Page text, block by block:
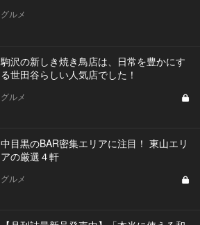
グルメ
駒沢の新しき焼き鳥店は、日常を豊かにす
る世田谷らしい人気店でした！
グルメ
中目黒のBAR密集エリアに注目！ 東山エリ
アの厳選４軒
グルメ